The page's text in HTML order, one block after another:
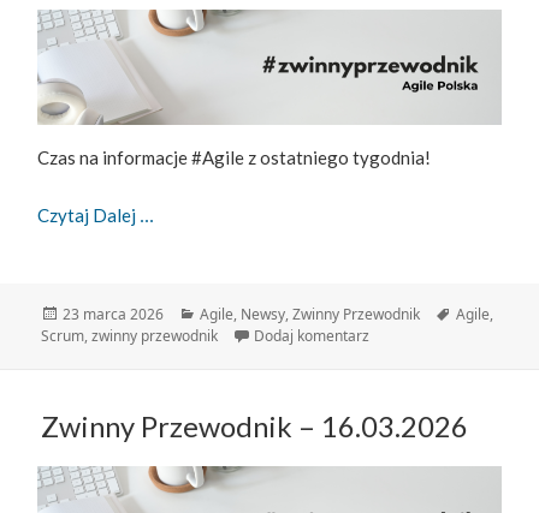
Czas na informacje #Agile z ostatniego tygodnia!
Czytaj Dalej
Data
publikacji
23 marca 2026 Kategorie
Agile, Newsy,Zwinny Przewodnik Tagi
Agile,
Scrum,zwinny przewodnik Dodaj komentarz
Zwinny Przewodnik – 16.03.2026